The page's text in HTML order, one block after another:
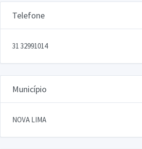
Telefone
31 32991014
Município
NOVA LIMA